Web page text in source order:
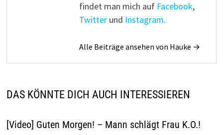
findet man mich auf Facebook,
Twitterund Instagram.
Alle Beiträge ansehen von Hauke →
DAS KÖNNTE DICH AUCH INTERESSIEREN
[Video] Guten Morgen! – Mann schlägt Frau K.O.!